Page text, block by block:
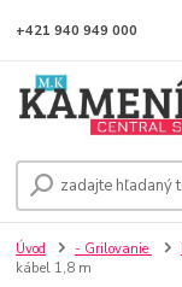
+421 940 949 000
Úvod - Grilovanie
kábel 1,8 m